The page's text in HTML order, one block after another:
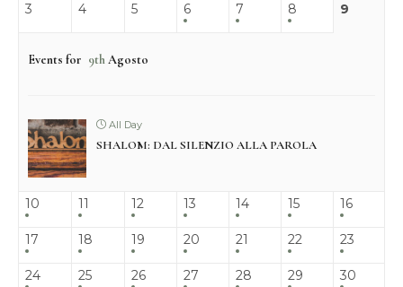
3 4 5 6 7 8 9
Events for 9thAgosto
All Day
SHALOM: DAL SILENZIO ALLA PAROLA
10 11 12 13 14 15 16
17 18 19 20 21 22 23
24 25 26 27 28 29 30